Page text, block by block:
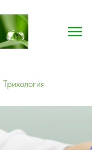
Трихология